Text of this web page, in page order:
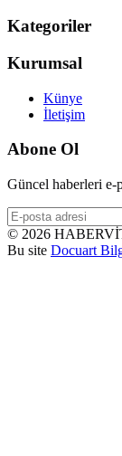
Kategoriler
Kurumsal
Künye
İletişim
Abone Ol
Güncel haberleri e-
© 2026
Bu site Docuart